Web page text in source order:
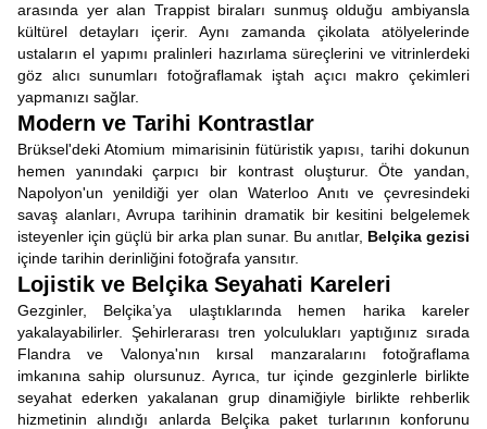
arasında yer alan Trappist biraları sunmuş olduğu ambiyansla
kültürel detayları içerir. Aynı zamanda çikolata atölyelerinde
ustaların el yapımı pralinleri hazırlama süreçlerini ve vitrinlerdeki
göz alıcı sunumları fotoğraflamak iştah açıcı makro çekimleri
yapmanızı sağlar.
Modern ve Tarihi Kontrastlar
Brüksel'deki Atomium mimarisinin fütüristik yapısı, tarihi dokunun
hemen yanındaki çarpıcı bir kontrast oluşturur. Öte yandan,
Napolyon'un yenildiği yer olan Waterloo Anıtı ve çevresindeki
savaş alanları, Avrupa tarihinin dramatik bir kesitini belgelemek
isteyenler için güçlü bir arka plan sunar. Bu anıtlar, Belçika gezisi
içinde tarihin derinliğini fotoğrafa yansıtır.
Lojistik ve Belçika Seyahati Kareleri
Gezginler, Belçika’ya ulaştıklarında
hemen harika kareler
yakalayabilirler. Şehirlerarası tren yolculukları yaptığınız sırada
Flandra ve Valonya'nın kırsal manzaralarını fotoğraflama
imkanına sahip olursunuz. Ayrıca, tur içinde gezginlerle birlikte
seyahat ederken yakalanan grup dinamiğiyle birlikte rehberlik
hizmetinin alındığı anlarda Belçika paket turlarının konforunu